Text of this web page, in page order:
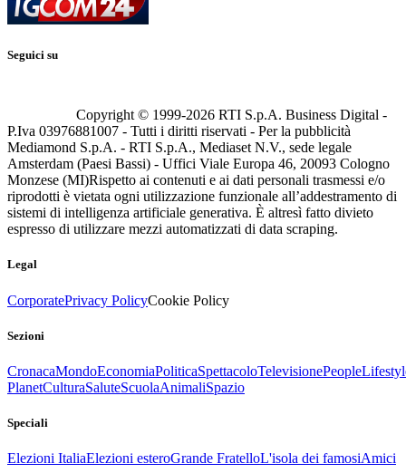
Seguici su
Copyright © 1999-2026 RTI S.p.A. Business Digital -
P.Iva 03976881007 - Tutti i diritti riservati - Per la pubblicità
Mediamond S.p.A. - RTI S.p.A., Mediaset N.V., sede legale
Amsterdam (Paesi Bassi) - Uffici Viale Europa 46, 20093 Cologno
Monzese (MI)Rispetto ai contenuti e ai dati personali trasmessi e/o
riprodotti è vietata ogni utilizzazione funzionale all’addestramento di
sistemi di intelligenza artificiale generativa. È altresì fatto divieto
espresso di utilizzare mezzi automatizzati di data scraping.
Legal
CorporatePrivacy PolicyCookie Policy
Sezioni
CronacaMondoEconomiaPoliticaSpettacoloTelevisionePeople
PlanetCulturaSaluteScuolaAnimaliSpazio
Speciali
Elezioni ItaliaElezioni esteroGrande FratelloL'isola dei famosiAmici